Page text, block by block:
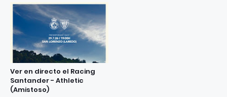
Ver en directo el Racing
Santander - Athletic
(Amistoso)